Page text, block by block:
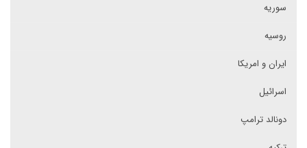
سوریه
روسیه
ایران و امریکا
اسرائیل
دونالد ترامپ